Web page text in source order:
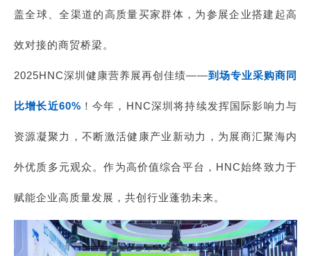
盖全球、全渠道的高质量买家群体，为参展企业搭建起高
效对接的商贸桥梁。
2025HNC深圳健康营养展再创佳绩——到场专业采购商同
比增长近60% ！今年，HNC深圳将持续发挥国际影响力与
资源凝聚力，不断激活健康产业新动力，为展商汇聚海内
外优质多元观众。作为高价值综合平台，HNC始终致力于
赋能企业高质量发展，共创行业蓬勃未来。